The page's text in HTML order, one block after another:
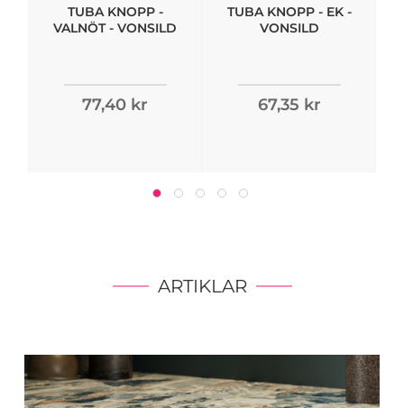
TUBA KNOPP -
VALNÖT - VONSILD
77,40 kr
TUBA KNOPP - EK -
VONSILD
67,35 kr
ARTIKLAR